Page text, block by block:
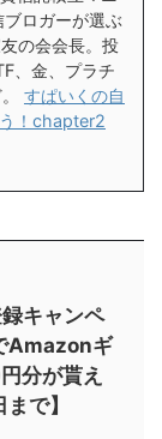
ロガーが選ぶ
の会会長。投
、金、プラチ
すぱいくの自
！chapter2
キャンペ
Amazonギ
分が貰え
で】